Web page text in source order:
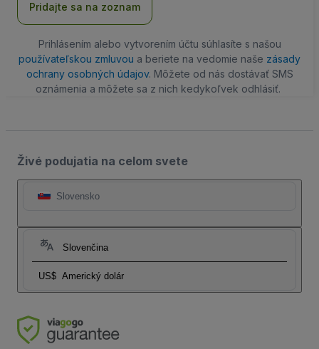
Pridajte sa na zoznam
Prihlásením alebo vytvorením účtu súhlasíte s našou
používateľskou zmluvou a beriete na vedomie naše zásady
ochrany osobných údajov. Môžete od nás dostávať SMS
oznámenia a môžete sa z nich kedykoľvek odhlásiť.
Živé podujatia na celom svete
Slovensko
Slovenčina
US$ Americký dolár